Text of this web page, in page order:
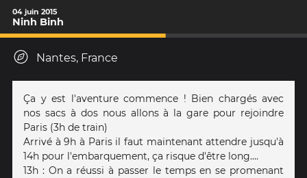
04 juin 2015
Ninh Binh
Nantes, France
Ça y est l'aventure commence ! Bien chargés avec
nos sacs à dos nous allons à la gare pour rejoindre
Paris (3h de train)
Arrivé à 9h à Paris il faut maintenant attendre jusqu'à
14h pour l'embarquement, ça risque d'être long....
13h : On a réussi à passer le temps en se promenant